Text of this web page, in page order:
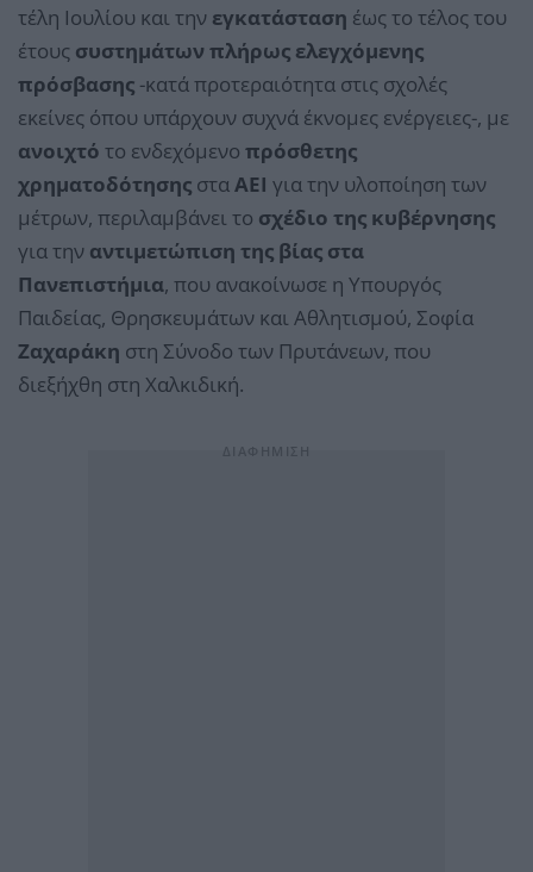
τέλη Ιουλίου και την εγκατάσταση έως το τέλος του
έτους συστημάτων πλήρως ελεγχόμενης
πρόσβασης -κατά προτεραιότητα στις σχολές
εκείνες όπου υπάρχουν συχνά έκνομες ενέργειες-, με
ανοιχτό το ενδεχόμενο πρόσθετης
χρηματοδότησης σταΑΕΙ για την υλοποίηση των
μέτρων, περιλαμβάνει το σχέδιο της κυβέρνησης
για την αντιμετώπιση της βίας στα
Πανεπιστήμια, που ανακοίνωσε η Υπουργός
Παιδείας, Θρησκευμάτων και Αθλητισμού, Σοφία
Ζαχαράκη στη Σύνοδο των Πρυτάνεων, που
διεξήχθη στη Χαλκιδική.